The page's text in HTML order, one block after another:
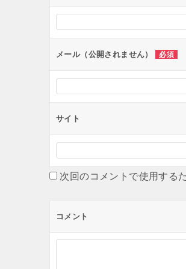
ョ
メール（公開されません） 必須
サイト
次回のコメントで使用する
コメント